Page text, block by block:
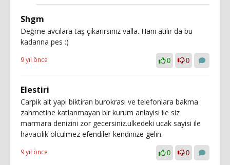
Shgm
Değme avcılara taş çıkarırsınız valla. Hani atılır da bu
kadarına pes :)
9 yıl önce 0 0
Elestiri
Carpik alt yapi biktiran burokrasi ve telefonlara bakma
zahmetine katlanmayan bir kurum anlayisi ile siz
marmara denizini zor gecersiniz.ulkedeki ucak sayisi ile
havacilik olculmez efendiler kendinize gelin.
9 yıl önce 0 0